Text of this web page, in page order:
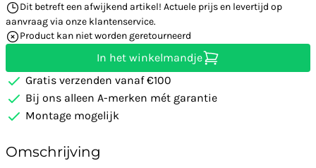
Dit betreft een afwijkend artikel! Actuele prijs en levertijd op
aanvraag via onze klantenservice.
Product kan niet worden geretourneerd
In het winkelmandje
Gratis verzenden vanaf €100
Bij ons alleen A-merken mét garantie
Montage mogelijk
Omschrijving